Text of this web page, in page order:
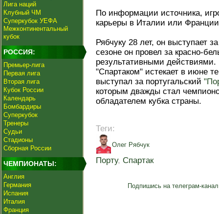
Лига наций
Клубный ЧМ
Суперкубок УЕФА
Межконтинентальный
кубок
РОССИЯ:
Премьер-лига
Первая лига
Вторая лига
Кубок России
Календарь
Бомбардиры
Суперкубок
Тренеры
Судьи
Стадионы
Сборная России
ЧЕМПИОНАТЫ:
Англия
Германия
Испания
Италия
Франция
По информации источника,
карьеры в Италии или
Рябчуку 28 лет, он выступает
сезоне он провел за красно-
результативными действиями.
"Спартаком" истекает в июне
выступал за португальский
которым дважды стал
обладателем кубка страны.
Теги:
Олег Рябчук
Порту, Спартак
Подпишись на телеграм-